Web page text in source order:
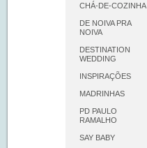
CHÁ-DE-COZINHA
DE NOIVA PRA
NOIVA
DESTINATION
WEDDING
INSPIRAÇÕES
MADRINHAS
PD PAULO
RAMALHO
SAY BABY